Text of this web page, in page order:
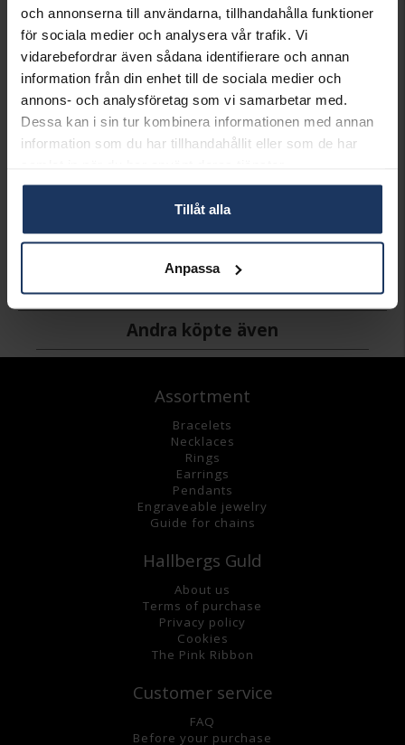
och annonserna till användarna, tillhandahålla funktioner
för sociala medier och analysera vår trafik. Vi
vidarebefordrar även sådana identifierare och annan
information från din enhet till de sociala medier och
annons- och analysföretag som vi samarbetar med.
Dessa kan i sin tur kombinera informationen med annan
information som du har tillhandahållit eller som de har
Tillåt alla
Anpassa
VARUMÄRKE
KIDZ
MATERIAL
Silver
Matchande produkter och andra varianter
KIDZ
KIDZ
295:-
Andra köpte även
Assortment
Bracelets
Necklaces
Rings
Earrings
Pendants
Engraveable jewelry
Guide for chains
Hallbergs Guld
About us
Terms of purchase
Privacy policy
Cookies
The Pink Ribbon
Customer service
FAQ
Before your purchase